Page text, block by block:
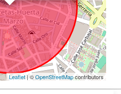
Leaflet| ©OpenStreetMapcontributors